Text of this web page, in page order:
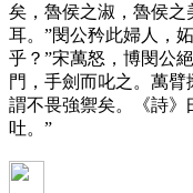
矣，魯侯之淑，魯侯
耳。”閔公矜此婦人，
乎？”宋萬怒，博閔公
門，手劍而叱之。萬
謂不畏強禦矣。《詩》
吐。”